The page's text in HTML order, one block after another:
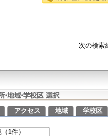
次の検
アクセス 地域 学校区